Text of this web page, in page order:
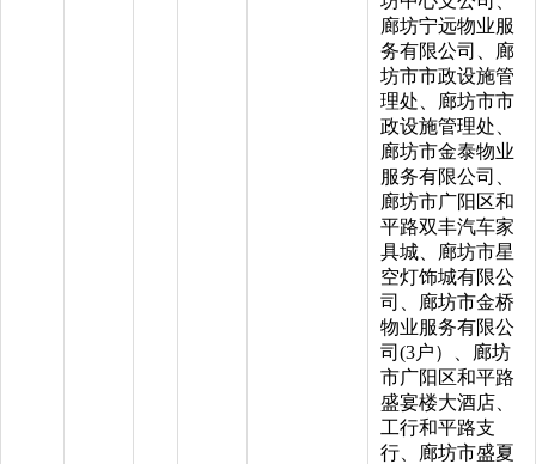
廊坊宁远物业服
务有限公司、廊
坊市市政设施管
理处、廊坊市市
政设施管理处、
廊坊市金泰物业
服务有限公司、
廊坊市广阳区和
平路双丰汽车家
具城、廊坊市星
空灯饰城有限公
司、廊坊市金桥
物业服务有限公
司(3户）、廊坊
市广阳区和平路
盛宴楼大酒店、
工行和平路支
行、廊坊市盛夏